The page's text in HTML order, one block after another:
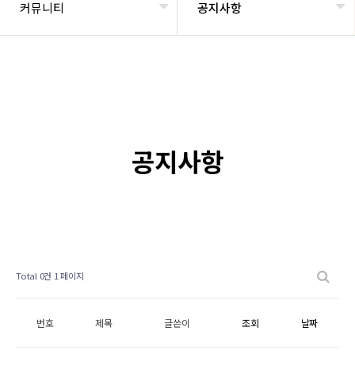
커뮤니티 공지사항
공지사항
Total 0건 1 페이지
번호 제목 글쓴이 조회 날짜